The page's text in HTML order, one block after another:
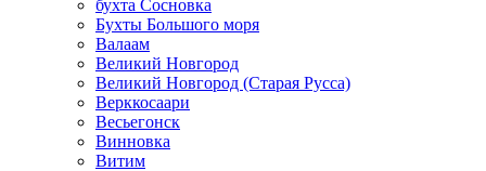
бухта Сосновка
Бухты Большого моря
Валаам
Великий Новгород
Великий Новгород (Старая Русса)
Верккосаари
Весьегонск
Винновка
Витим